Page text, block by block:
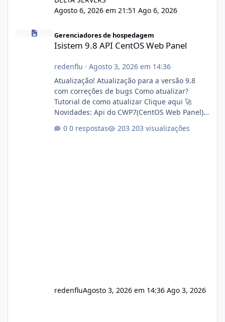
Agosto 6, 2026 em 21:51 Ago 6, 2026
Isistem 9.8 API CentOS Web Panel
Gerenciadores de hospedagem
Isistem 9.8 API CentOS Web Panel
redenflu · Agosto 3, 2026 em 14:36
Atualização! Atualização para a versão 9.8
com correções de bugs Como atualizar?
Tutorial de como atualizar Clique aqui 🚀
Novidades: Api do CWP7(CentOS Web Panel)
autorizado a usasr o isistem:
0 respostas 203 visualizações
redenfluAgosto 3, 2026 em 14:36 Ago 3, 2026